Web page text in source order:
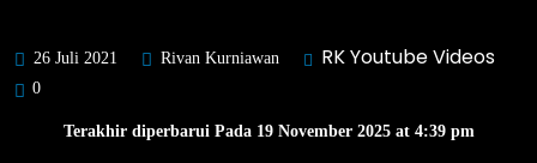
26 Juli 2021 Rivan Kurniawan RK Youtube Videos
0
Terakhir diperbarui Pada 19 November 2025 at 4:39 pm